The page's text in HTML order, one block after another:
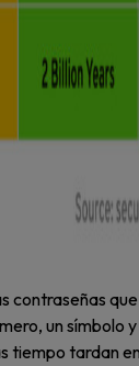
contraseñas
un símbolo
tiempo tardan